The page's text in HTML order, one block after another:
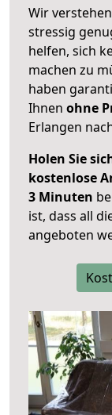
Wir
stressig
helfen, sich
machen zu
haben
Ihnen ohne
Erlangen
Holen Sie
kostenlose
3 Minuten
ist, dass all
angeboten